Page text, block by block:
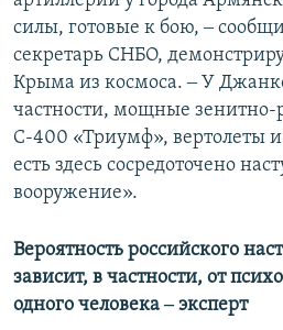
силы, готовые к бою, ‒
секретарь СНБО,
Крыма из космоса. ‒ У
частности, мощные
С-400 «Триумф», вертолеты
есть здесь сосредоточено
вооружение».
Вероятность российского
зависит, в частности, от
одного человека ‒ эксперт